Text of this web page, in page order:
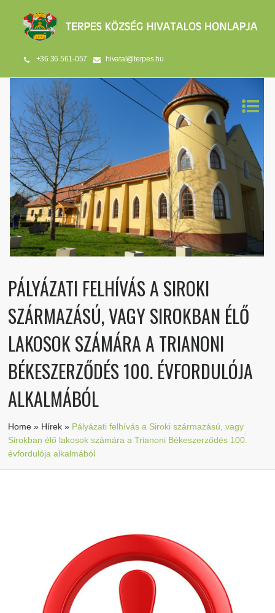
+36 36 561-057 hivatal@terpes.hu
PÁLYÁZATI FELHÍVÁS A SIROKI
SZÁRMAZÁSÚ, VAGY SIROKBAN ÉLŐ
LAKOSOK SZÁMÁRA A TRIANONI
BÉKESZERZŐDÉS 100. ÉVFORDULÓJA
ALKALMÁBÓL
Home » Hírek » Pályázati felhívás a Siroki származású, vagy
Sirokban élő lakosok számára a Trianoni Békeszerződés 100.
évfordulója alkalmából